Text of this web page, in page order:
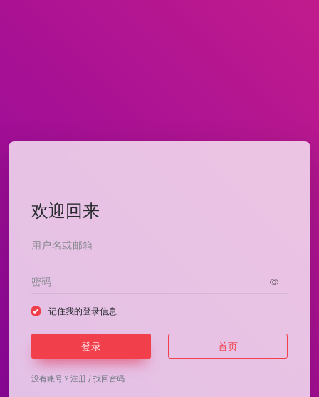
欢迎回来
记住我的登录信息
登录 首页
没有账号？ 注册 / 找回密码